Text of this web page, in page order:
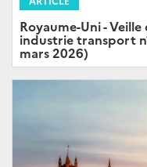
Royaume-Uni -
industrie transport
mars 2026)